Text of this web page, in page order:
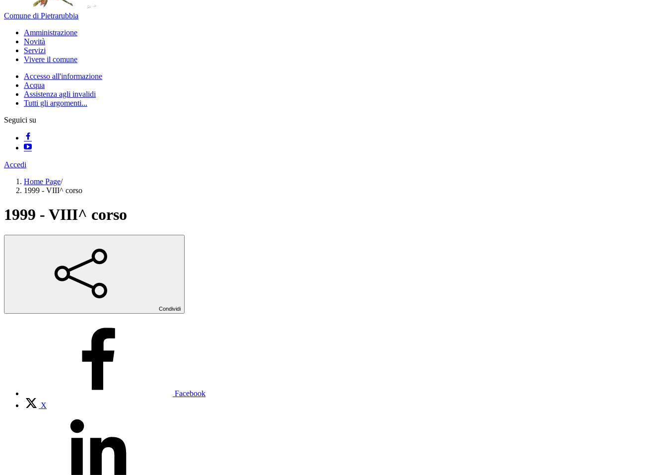
Comune di Pietrarubbia
Amministrazione
Novità
Servizi
Vivere il comune
Accesso all'informazione
Acqua
Assistenza agli invalidi
Tutti gli argomenti...
Seguici su
Accedi
Home Page/
1999 - VIII^ corso
1999 - VIII^ corso
Condividi
Facebook
X